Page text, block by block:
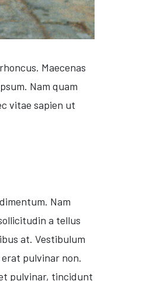
Maecenas
Nam quam
vitae sapien ut
Nam
a tellus
at. Vestibulum
pulvinar non.
pulvinar, tincidunt